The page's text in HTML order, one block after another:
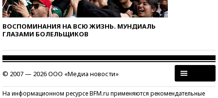
ВОСПОМИНАНИЯ НА ВСЮ ЖИЗНЬ. МУНДИАЛЬ
ГЛАЗАМИ БОЛЕЛЬЩИКОВ
© 2007 — 2026 ООО «Медиа новости»
На информационном ресурсе BFM.ru применяются рекомендательные